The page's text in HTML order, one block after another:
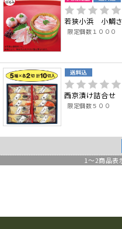
若狭小浜 小鯛
限定個数１０００
西京漬け詰合せ
限定個数５００
1 ～2商品表